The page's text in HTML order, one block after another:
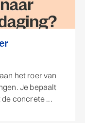
het roer van
Je bepaalt
concrete ...